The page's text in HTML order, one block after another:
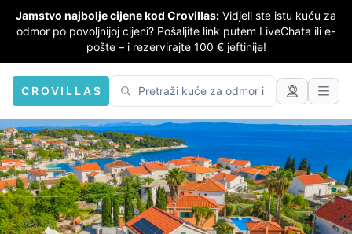
Jamstvo najbolje cijene kod Crovillas: Vidjeli ste istu kuću za
odmor po povoljnijoj cijeni? Pošaljite link putem LiveChata ili e-
pošte – i rezervirajte 100 € jeftinije!
CROVILLAS